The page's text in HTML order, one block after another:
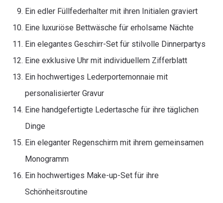
Ein edler Füllfederhalter mit ihren Initialen graviert
Eine luxuriöse Bettwäsche für erholsame Nächte
Ein elegantes Geschirr-Set für stilvolle Dinnerpartys
Eine exklusive Uhr mit individuellem Zifferblatt
Ein hochwertiges Lederportemonnaie mit
personalisierter Gravur
Eine handgefertigte Ledertasche für ihre täglichen
Dinge
Ein eleganter Regenschirm mit ihrem gemeinsamen
Monogramm
Ein hochwertiges Make-up-Set für ihre
Schönheitsroutine